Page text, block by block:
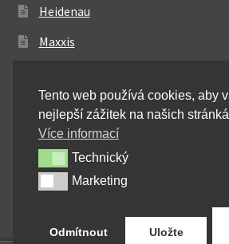
Heidenau
Maxxis
Michelin
Mitas
Pirelli
Shinko
Tento web používá cookies, aby
nejlepší zážitek na našich
Více informací
TechnickýTechnický
MarketingMarketing
Odmítnout Uložte